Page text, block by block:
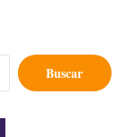
Buscar: